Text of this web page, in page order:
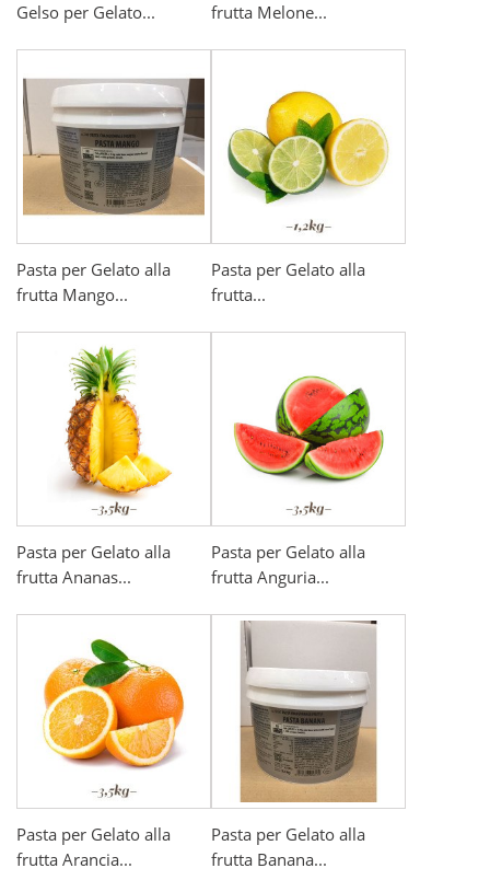
Gelso per Gelato... frutta Melone...
Pasta per Gelato alla
frutta Mango...
Pasta per Gelato alla
frutta...
Pasta per Gelato alla
frutta Ananas...
Pasta per Gelato alla
frutta Anguria...
Pasta per Gelato alla
frutta Arancia...
Pasta per Gelato alla
frutta Banana...